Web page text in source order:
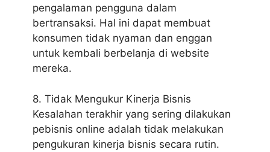
pengalaman pengguna dalam
bertransaksi. Hal ini dapat membuat
konsumen tidak nyaman dan enggan
untuk kembali berbelanja di website
mereka.
8. Tidak Mengukur Kinerja Bisnis
Kesalahan terakhir yang sering dilakukan
pebisnis online adalah tidak melakukan
pengukuran kinerja bisnis secara rutin.